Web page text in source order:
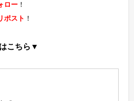
ロー ！
ポスト ！
こちら▼